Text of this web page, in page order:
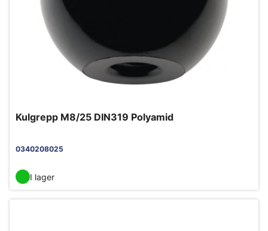
Kulgrepp M8/25 DIN319 Polyamid
0340208025
I lager